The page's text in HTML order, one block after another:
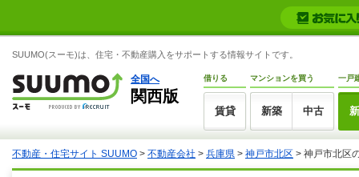
SUUMO(スーモ)は、住宅・不動産購入をサポートする情報サイトです。
全国へ
関西版
借りる
賃貸
マンションを買う
新築 中古
一戸
不動産・住宅サイト SUUMO > 不動産会社 > 兵庫県 > 神戸市北区 > 神戸市北区